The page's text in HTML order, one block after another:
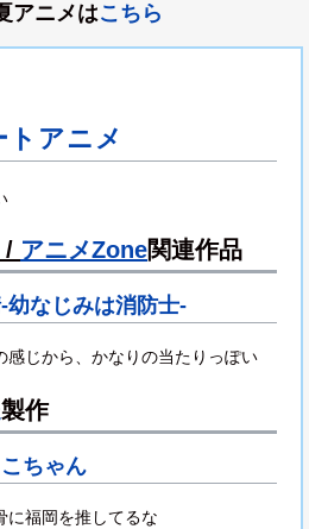
トアニメ
/ アニメZone関連作品
幼なじみは消防士-
感じから、かなりの当たりっぽい
製作
ちゃん
に福岡を推してるな
アニメはこちら